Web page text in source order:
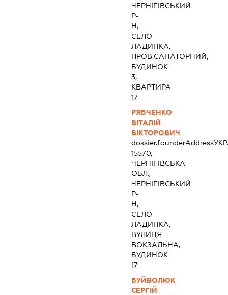
ЧЕРНІГІВСЬКИЙ
Р-
Н,
СЕЛО
ЛАДИНКА,
ПРОВ.САНАТОРНИЙ,
БУДИНОК
3,
КВАРТИРА
17
РЯБЧЕНКО
ВІТАЛІЙ
ВІКТОРОВИЧ
dossier.founderAddress
15570,
ЧЕРНІГІВСЬКА
ОБЛ.,
ЧЕРНІГІВСЬКИЙ
Р-
Н,
СЕЛО
ЛАДИНКА,
ВУЛИЦЯ
ВОКЗАЛЬНА,
БУДИНОК
17
БУЙВОЛЮК
СЕРГІЙ